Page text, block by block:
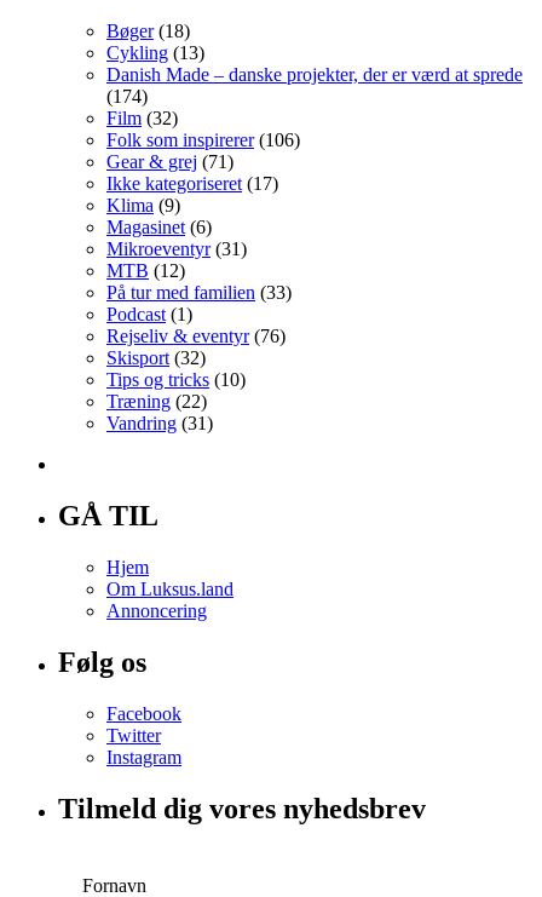
Bøger(18)
Cykling (13)
Danish Made – danske projekter, der er værd at sprede
(174)
Film (32)
Folk som inspirerer(106)
Gear & grej (71)
Ikke kategoriseret (17)
Klima (9)
Magasinet (6)
Mikroeventyr(31)
MTB (12)
På tur med familien (33)
Podcast (1)
Rejseliv & eventyr(76)
Skisport (32)
Tips og tricks (10)
Træning (22)
Vandring (31)
GÅ TIL
Hjem
Om Luksus.land
Annoncering
Følg os
Facebook
Twitter
Instagram
Tilmeld dig vores nyhedsbrev
Fornavn